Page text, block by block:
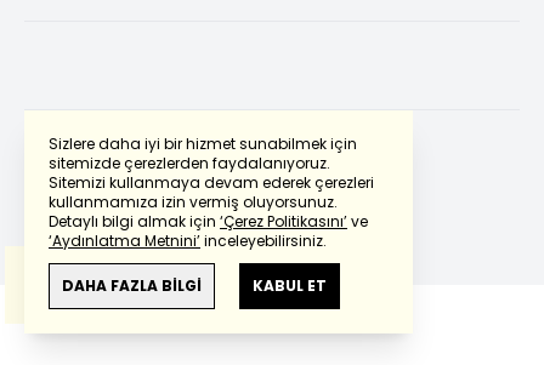
Sizlere daha iyi bir hizmet sunabilmek için
sitemizde çerezlerden faydalanıyoruz.
Sitemizi kullanmaya devam ederek çerezleri
kullanmamıza izin vermiş oluyorsunuz.
Detaylı bilgi almak için ‘Çerez Politikasını’ve
‘Aydınlatma Metnini’inceleyebilirsiniz.
DAHA FAZLA BİLGİ KABUL ET
Powered by Translate
Bu çevirideGoogle Transletekullanılmıştır.
Anlam ve çeviri hatalarından
haberturk.com
sorumlu değildir.